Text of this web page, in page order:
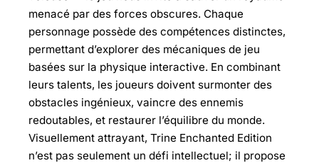
menacé par des forces obscures. Chaque
personnage possède des compétences distinctes,
permettant d’explorer des mécaniques de jeu
basées sur la physique interactive. En combinant
leurs talents, les joueurs doivent surmonter des
obstacles ingénieux, vaincre des ennemis
redoutables, et restaurer l’équilibre du monde.
Visuellement attrayant, Trine Enchanted Edition
n’est pas seulement un défi intellectuel; il propose